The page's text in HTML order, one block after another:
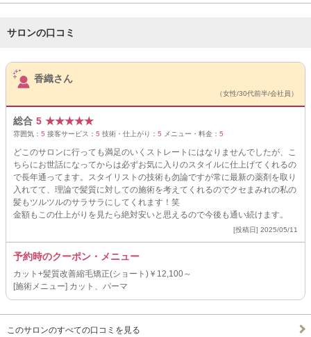
サロンの口コミ
サロンPick Up
香織さん
（女性/30代前半/会社員）
総合 5 ★★★★★
雰囲気： 5 接客サービス： 5 技術・仕上がり： 5 メニュー・料金： 5
どこのサロンに行っても満足のいくストレートにはなりませんでしたが、こ
ちらにお世話になってからは必ずお気に入りのスタイルに仕上げてくれるの
で長年通ってます。スタイリストの技術も勿論ですが常に最新の薬剤を取り
入れてて、理論で髪質に対しての施術を考えてくれるのでクセまみれの私の
髪もツルツルのサラサラにしてくれます！笑
金額もこの仕上がりを見たら絶対安いと思えるので今後も通い続けます。
[投稿日] 2025/05/11
予約時のクーポン・メニュー
カット+髪質改善縮毛矯正(ショート)￥12,100～
[施術メニュー] カット、パーマ
このサロンのすべての口コミを見る